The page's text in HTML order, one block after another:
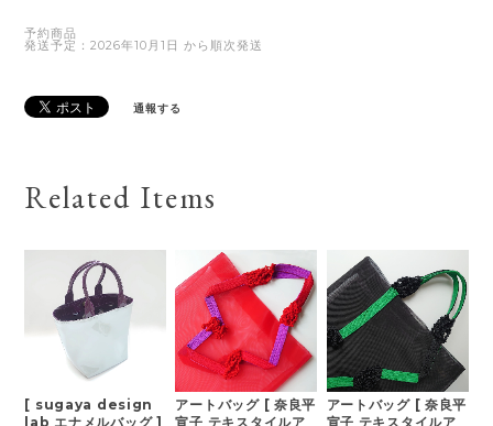
予約商品
発送予定：2026年10月1日 から順次発送
通報する
Related Items
[ sugaya design
lab エナメルバッグ ]
アートバッグ [ 奈良平
宣子 テキスタイルア
アートバッグ [ 奈良平
宣子 テキスタイルア